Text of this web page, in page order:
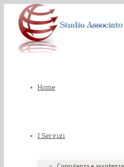
Home
I Servizi